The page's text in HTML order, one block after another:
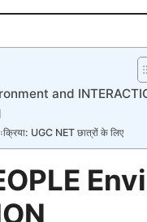
and
UGC NET छात्रों के लिए